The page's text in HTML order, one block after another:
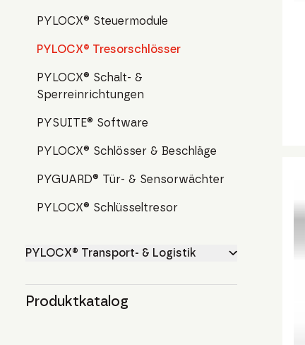
PYLOCX® Steuermodule
PYLOCX® Tresorschlösser
PYLOCX® Schalt- &
Sperreinrichtungen
PYSUITE® Software
PYLOCX® Schlösser & Beschläge
PYGUARD® Tür- & Sensorwächter
PYLOCX® Schlüsseltresor
PYLOCX® Transport- & Logistik
Produktkatalog